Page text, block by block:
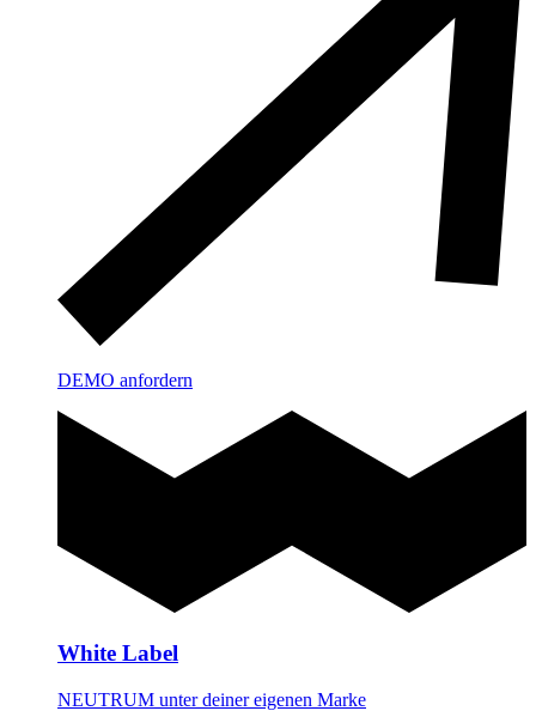
DEMO anfordern
White Label
NEUTRUM unter deiner eigenen Marke